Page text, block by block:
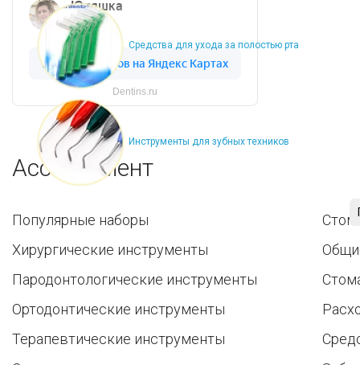
Средства для ухода за полостью рта
Инструменты для зубных техников
Dentins.ru
Ассортимент
Популярные наборы
Хирургические инструменты
Пародонтологические инструменты
Ортодонтические инструменты
Терапевтические инструменты